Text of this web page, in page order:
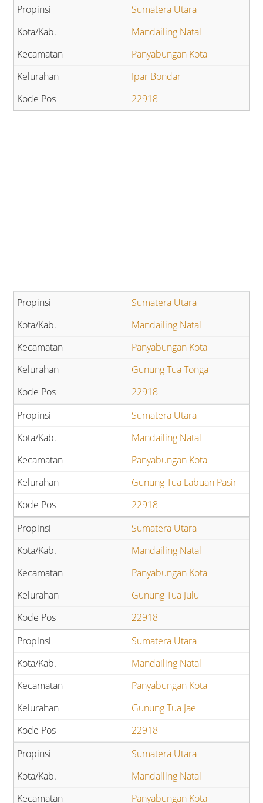
Sumatera Utara
Mandailing Natal
Panyabungan Kota
Ipar Bondar
22918
Sumatera Utara
Mandailing Natal
Panyabungan Kota
Gunung Tua Tonga
22918
Sumatera Utara
Mandailing Natal
Panyabungan Kota
Gunung Tua Labuan Pasir
22918
Sumatera Utara
Mandailing Natal
Panyabungan Kota
Gunung Tua Julu
22918
Sumatera Utara
Mandailing Natal
Panyabungan Kota
Gunung Tua Jae
22918
Sumatera Utara
Mandailing Natal
Panyabungan Kota